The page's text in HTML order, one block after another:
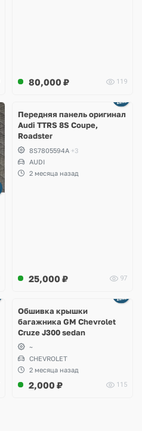
80,000 ₽ 119
Передняя панель оригинал
Audi TTRS 8S Coupe,
Roadster
8S7805594A +3
AUDI
2 месяца назад
25,000 ₽ 97
Обшивка крышки
багажника GM Chevrolet
Cruze J300 sedan
~
CHEVROLET
2 месяца назад
2,000 ₽ 115